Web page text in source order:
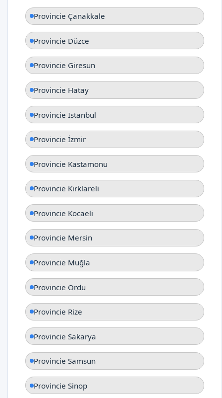
Provincie Çanakkale
Provincie Düzce
Provincie Giresun
Provincie Hatay
Provincie Istanbul
Provincie İzmir
Provincie Kastamonu
Provincie Kırklareli
Provincie Kocaeli
Provincie Mersin
Provincie Muğla
Provincie Ordu
Provincie Rize
Provincie Sakarya
Provincie Samsun
Provincie Sinop